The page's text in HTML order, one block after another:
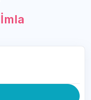
İmla